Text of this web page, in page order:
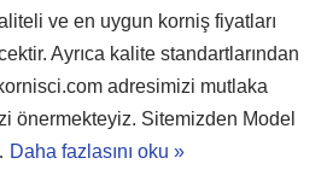
ve en uygun korniş fiyatları
Ayrıca kalite standartlarından
adresimizi mutlaka
önermekteyiz. Sitemizden Model
Daha fazlasını oku »